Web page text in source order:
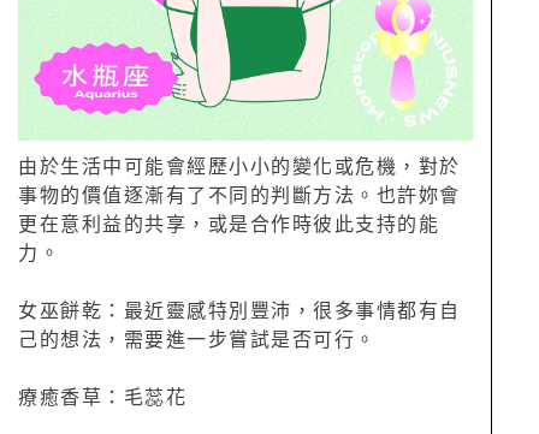
由於生活中可能會經歷小小的變化或危機，對於
事物的價值逐漸有了不同的判斷方法。也許妳會
更在意利益的共享，或是合作時彼此支持的能
力。
女巫餅乾：最近靈感特別豐沛，很多事情都有自
己的想法，需要進一步嘗試是否可行。
療癒香草：毛蕊花